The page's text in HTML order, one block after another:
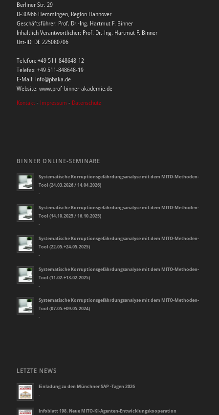
Berliner Str. 29
D-30966 Hemmingen, Region Hannover
Geschäftsführer: Prof. Dr.-Ing. Hartmut F. Binner
Inhaltlich Verantwortlicher: Prof. Dr.-Ing. Hartmut F. Binner
Ust-ID: DE 225080706
Telefon: +49 511-848648-12
Telefax: +49 511-848648-19
E-Mail: info@pbaka.de
Website: www.prof-binner-akademie.de
Kontakt - Impressum - Datenschutz
BINNER ONLINE-SEMINARE
Systematische Korruptionsgefährdungsanalyse mit dem MITO-Methoden-
Tool (24.03.2026 / 14.04.2026)
-
Systematische Korruptionsgefährdungsanalyse mit dem MITO-Methoden-
Tool (14.10.2025 / 16.10.2025)
-
Systematische Korruptionsgefährdungsanalyse mit dem MITO-Methoden-
Tool (22.05.+24.05.2025)
-
Systematische Korruptionsgefährdungsanalyse mit dem MITO-Methoden-
Tool (11.02.+13.02.2025)
-
Systematische Korruptionsgefährdungsanalyse mit dem MITO-Methoden-
Tool (07.05.+09.05.2024)
-
LETZTE NEWS
Einladung zu den Münchner SAP -Tagen 2026
-
Infoblatt 198. Neue MITO-KI-Agenten-Entwicklungskooperation